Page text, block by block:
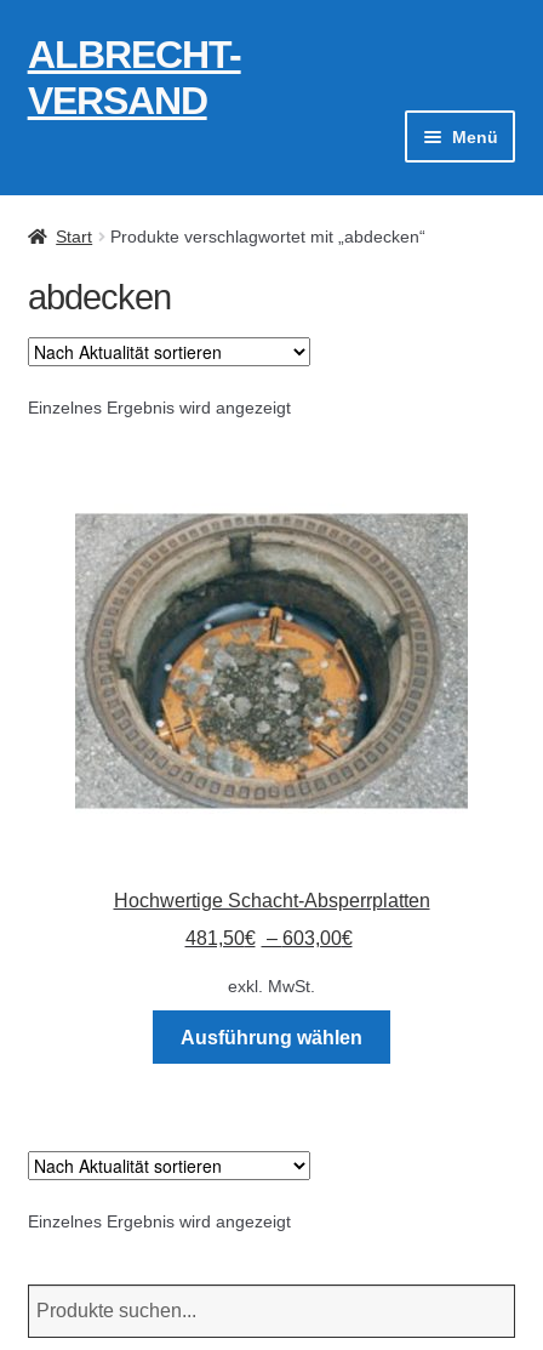
Zur
Navigation
springen
Zum
Inhalt
springen
ALBRECHT-
VERSAND
Menü
Zahlungsarten
Impressum
Absperrpfosten
Arbeitskleidung
Baulampen
Baustellenbedarf
Neuheiten
Rohrauslassgitter
Schachtzubehör
Start Produkte verschlagwortet mit „abdecken“
abdecken
Einzelnes Ergebnis wird angezeigt
Hochwertige Schacht-Absperrplatten
481,50€ – 603,00€
exkl. MwSt.
Ausführung wählen
Einzelnes Ergebnis wird angezeigt